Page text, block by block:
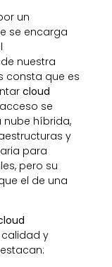
un
se encarga
nuestra
consta que es
cloud
se
nube híbrida,
y
para
pero su
el de una
y